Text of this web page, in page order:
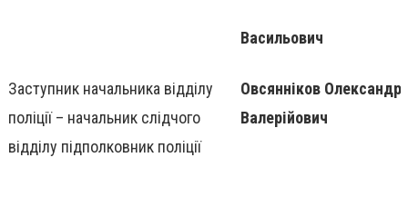
Васильович
Заступник начальника відділу
поліції – начальник слідчого
відділу підполковник поліції
Овсянніков Олександр
Валерійович